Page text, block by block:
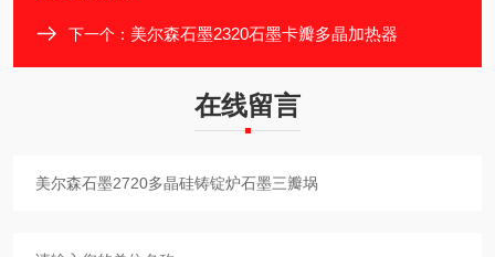
下一个： 美尔森石墨2320石墨卡瓣多晶加热器
在线留言